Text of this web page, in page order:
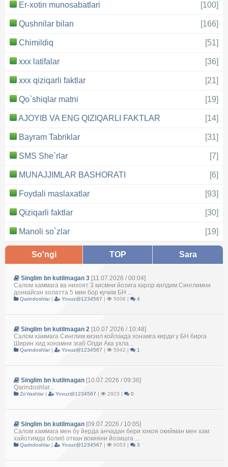
Er-xotin munosabatlari [100]
Qushnilar bilan [166]
Chimildiq [51]
xxx latifalar [36]
xxx qiziqarli faktlar [21]
Qo`shiqlar matni [19]
AJOYIB VA ENG QIZIQARLI FAKTLAR [14]
Bayram Tabriklar [31]
SMS She`rlar [7]
MUNAJJIMLAR BASHORATI [6]
Foydali maslaxatlar [93]
Qiziqarli faktlar [30]
Manoli so`zlar [19]
So'ngi TOP Sara
Singlim bn kutilmagan 3 [11.07.2026 / 00:04]
Салом хаммага ва нихоят 3 кисмни йозига карор килдим Синглимни
донкайган холатта 5 мин бор кучим БН ...
Qarindoshlar| Yovuz@1234567 | 5006 | 4
Singlim bn kutilmagan 2 [10.07.2026 / 10:48]
Салом хаммага Синглим кизил койлакда хонамга кирди у БН бирга
Ширин хид хонамни эгаб Олди Ака ухла...
Qarindoshlar| Yovuz@1234567 | 5942 | 1
Singlim bn kutilmagan [10.07.2026 / 09:36]
Qarindoshlar...
Zo'rlashlar| Yovuz@1234567 | 2923 | 0
Singlim bn kutilmagan [09.07.2026 / 10:05]
Салом хаммага мен бу йерда анчадан бери хикоя окийман мен хам
хайотимда болиб откан вокияни йозишга ...
Qarindoshlar| Yovuz@1234567 | 6053 | 3